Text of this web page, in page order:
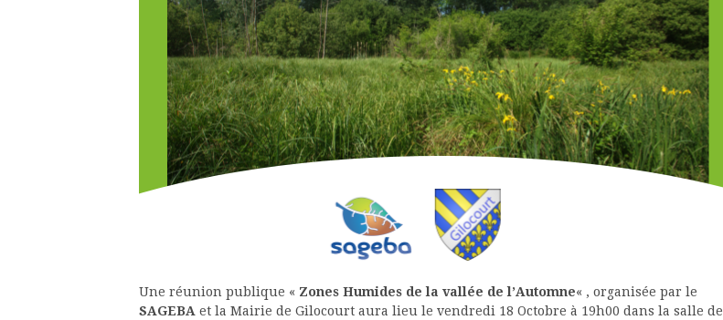
Une réunion publique « Zones Humides de la vallée de l’Automne« , organisée par le
SAGEBA et la Mairie de Gilocourt aura lieu le vendredi 18 Octobre à 19h00 dans la salle de